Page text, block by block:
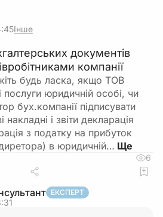
Інше
документів
компанії
будь ласка, якщо ТОВ
послуги юридичній особі, чи
бух.компанії підписувати
і звіти декларація
з податку на прибуток
в юридичній…
6
ЕКСПЕРТ